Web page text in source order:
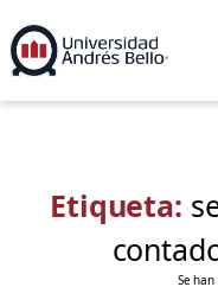
Etiqueta:
Se